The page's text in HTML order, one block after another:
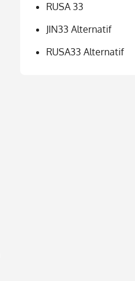
RUSA 33
JIN33 Alternatif
RUSA33 Alternatif